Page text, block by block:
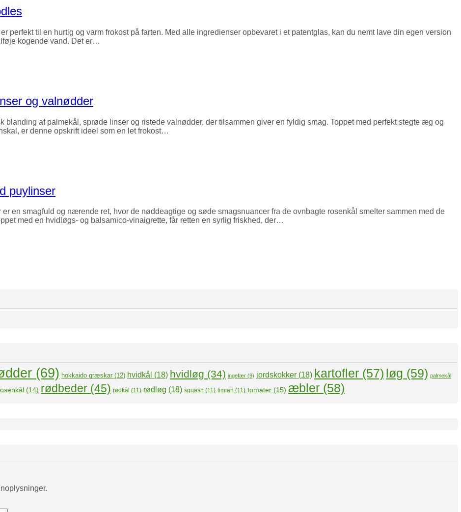
perfekt til en hurtig og varm frokost på farten. Med alle ingredienser opbevaret i et patentglas, kan du nemt lave din egen version
kogende vand. Det er…
og valnødder
blanding af palmekål, sprøde linser og ristede valnødder, der tilsammen giver en fyldig smag. Toppet med perfekt stegte æg og
er denne opskrift ideel som en let frokost…
puylinser
en smagfuld og nærende ret, hvor de nøddeagtige og søde smagsnuancer fra de ovnbagte rosenkål smelter sammen med de
med en hvidløgs- og balsamico-vinaigrette, får retten en syrlig friskhed, der…
(69) hokkaido græskar (12) hvidkål (18) hvidløg (34) ingefær (9) jordskokker (18) kartofler (57) løg (59) palmekål
(14) rødbeder (45) rødkål (11) rødløg (18) squash (11) timian (11) tomater (15) æbler (58)